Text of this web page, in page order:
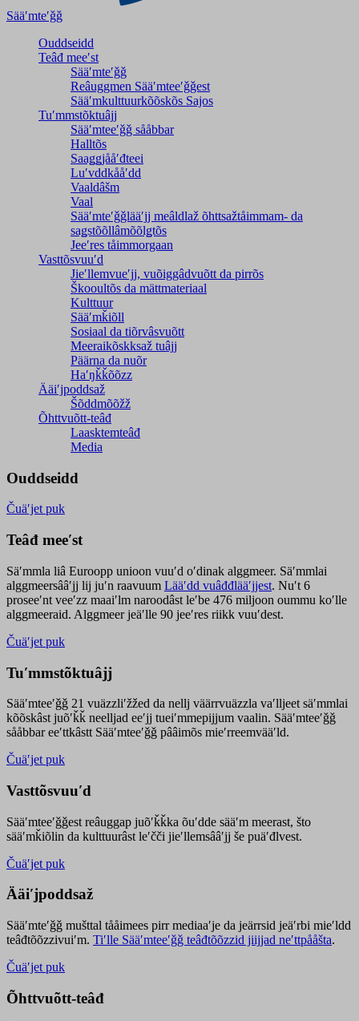
Sääʹmteʹǧǧ
Ouddseidd
Teâđ meeʹst
Sääʹmteʹǧǧ
Reâuggmen Sääʹmteeʹǧǧest
Sääʹmkulttuurkõõskõs Sajos
Tuʹmmstõktuâjj
Sääʹmteeʹǧǧ sååbbar
Halltõs
Saaǥǥjååʹđteei
Luʹvddkååʹdd
Vaaldâšm
Vaal
Sääʹmteʹǧǧlääʹjj meâldlaž õhttsažtåimmam- da
saǥstõõllâmõõlǥtõs
Jeeʹres tåimmorgaan
Vasttõsvuuʹd
Jieʹllemvueʹjj, vuõiggâdvuõtt da pirrõs
Škooultõs da mättmateriaal
Kulttuur
Sääʹmǩiõll
Sosiaal da tiõrvâsvuõtt
Meeraikõskksaž tuâjj
Päärna da nuõr
Haʹŋǩǩõõzz
Ääiʹjpoddsaž
Šõddmõõžž
Õhttvuõtt-teâđ
Laasktemteâđ
Media
Ouddseidd
Čuäʹjet puk
Teâđ meeʹst
Säʹmmla liâ Euroopp unioon vuuʹd oʹdinak alggmeer. Säʹmmlai
alggmeersââʹjj lij juʹn raavuum Lääʹdd vuâđđlääʹjjest. Nuʹt 6
proseeʹnt veeʹzz maaiʹlm naroodâst leʹbe 476 miljoon oummu koʹlle
alggmeeraid. Alggmeer jeäʹlle 90 jeeʹres riikk vuuʹdest.
Čuäʹjet puk
Tuʹmmstõktuâjj
Sääʹmteeʹǧǧ 21 vuäzzliʹžžed da nellj väärrvuäzzla vaʹlljeet säʹmmlai
kõõskâst juõʹǩǩ neelljad eeʹjj tueiʹmmepijjum vaalin. Sääʹmteeʹǧǧ
sååbbar eeʹttkâstt Sääʹmteeʹǧǧ pââimõs mieʹrreemvääʹld.
Čuäʹjet puk
Vasttõsvuuʹd
Sääʹmteeʹǧǧest reâuggap juõʹǩǩka õuʹdde sääʹm meerast, što
sääʹmǩiõlin da kulttuurâst leʹčči jieʹllemsââʹjj še puäʹđlvest.
Čuäʹjet puk
Ääiʹjpoddsaž
Sääʹmteʹǧǧ mušttal tååimees pirr mediaaʹje da jeärrsid jeäʹrbi mieʹldd
teâđtõõzzivuiʹm. Tiʹlle Sääʹmteeʹǧǧ teâđtõõzzid jiijjad neʹttpååšta.
Čuäʹjet puk
Õhttvuõtt-teâđ